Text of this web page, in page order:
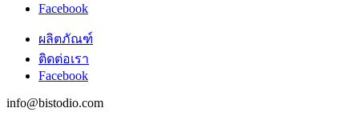
Facebook
ผลิตภัณฑ์
ติดต่อเรา
Facebook
info@bistodio.com